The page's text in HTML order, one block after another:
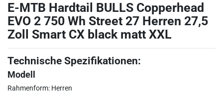
E-MTB Hardtail BULLS Copperhead
EVO 2 750 Wh Street 27 Herren 27,5
Zoll Smart CX black matt XXL
Technische Spezifikationen:
Modell
Rahmenform: Herren